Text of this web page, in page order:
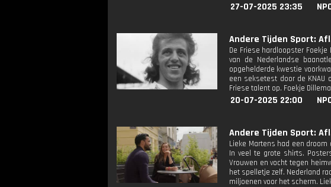
27-07-2025 23:35
Andere Tijden Sport:
De Friese hardloopster
van de Nederlandse
opgehelderde kwestie
een seksetest door de KNAU
Friese talent op. Foekje
20-07-2025 22:00
Andere Tijden Sport:
Lieke Martens had een
In veel te grote shirts.
Vrouwen en vocht tegen
het spelletje zelf. Nederland
miljoenen voor het scherm.